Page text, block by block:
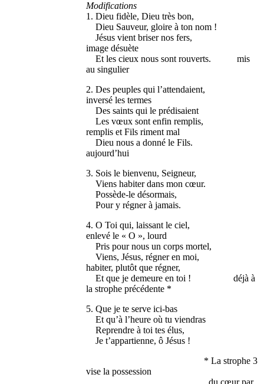
Modifications
1. Dieu fidèle, Dieu très bon,
Dieu Sauveur, gloire à ton nom !
Jésus vient briser nos fers,
image désuète
Et les cieux nous sont rouverts. mis
au singulier
2. Des peuples qui l’attendaient,
inversé les termes
Des saints qui le prédisaient
Les vœux sont enfin remplis,
remplis et Fils riment mal
Dieu nous a donné le Fils.
aujourd’hui
3. Sois le bienvenu, Seigneur,
Viens habiter dans mon cœur.
Possède-le désormais,
Pour y régner à jamais.
4. O Toi qui, laissant le ciel,
enlevé le « O », lourd
Pris pour nous un corps mortel,
Viens, Jésus, régner en moi,
habiter, plutôt que régner,
Et que je demeure en toi ! déjà à
la strophe précédente *
5. Que je te serve ici-bas
Et qu’à l’heure où tu viendras
Reprendre à toi tes élus,
Je t’appartienne, ô Jésus !
* La strophe 3
vise la possession